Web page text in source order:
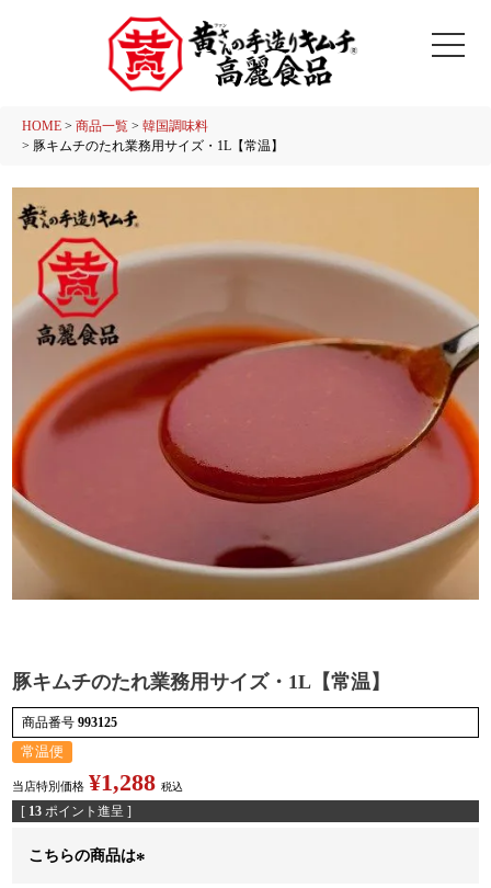
HOME 商品一覧
韓国調味料
豚キムチのたれ業務用サイズ・1L【常温】
豚キムチのたれ業務用サイズ・1L【常温】
商品番号 993125
常温便
当店特別価格 ¥1,288 税込
[ 13 ポイント進呈 ]
こちらの商品は